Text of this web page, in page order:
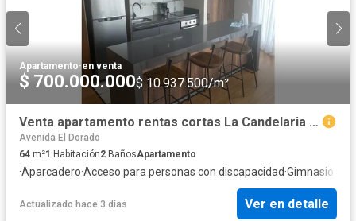
Apartamento·en venta
$ 700.000.000$ 10.937.500/m²
Venta apartamento rentas cortas La Candelaria Bogotá
Avenida El Dorado
64 m²1 Habitación2 BañosApartamento
·Aparcadero·Acceso para personas con discapacidad·Gimnasio
Actualizado hace 3 días Ver en detalle